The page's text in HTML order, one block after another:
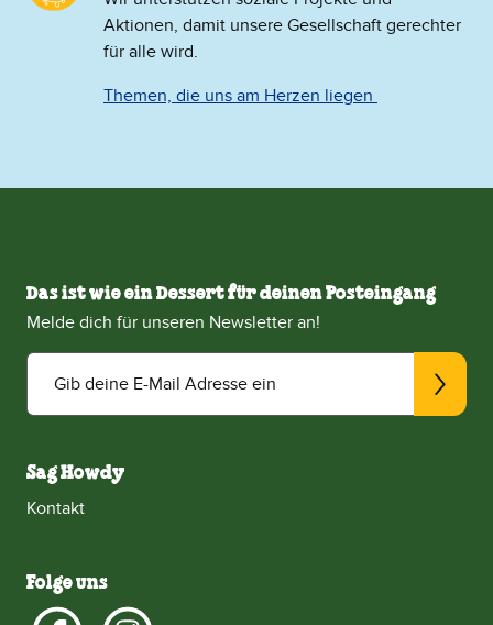
Aktionen, damit unsere Gesellschaft gerechter
für alle wird.
Themen, die uns am Herzen liegen
Das ist wie ein Dessert für deinen Posteingang
Melde dich für unseren Newsletter an!
Gib deine E-Mail Adresse ein
Sag Howdy
Kontakt
Folge uns